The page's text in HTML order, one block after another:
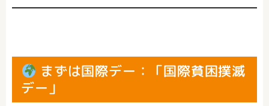
まずは国際デー：「国際貧困撲滅
デー」